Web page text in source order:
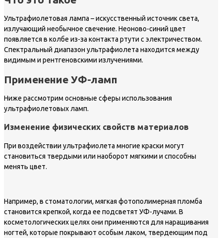
Ультрафиолетовая лампа – искусственный источник света,
излучающий необычное свечение. Неоново-синий цвет
появляется в колбе из-за контакта ртути с электричеством.
Спектральный диапазон ультрафиолета находится между
видимым и рентгеновскими излучениями.
Применение УФ-ламп
Ниже рассмотрим основные сферы использования
ультрафиолетовых ламп.
Изменение физических свойств материалов
При воздействии ультрафиолета многие краски могут
становиться твердыми или наоборот мягкими и способны
менять цвет.
Например, в стоматологии, мягкая фотополимерная пломба
становится крепкой, когда ее подсветят УФ-лучами. В
косметологических целях они применяются для наращивания
ногтей, которые покрывают особым лаком, твердеющим под